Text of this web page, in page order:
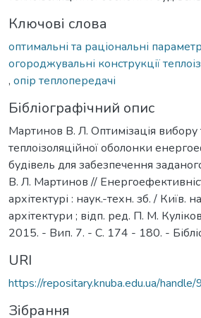
Ключові слова
оптимальні та раціональні
огороджувальні конструкції
, опір теплопередачі
Бібліографічний опис
Мартинов В. Л. Оптимізація вибору
теплоізоляційної оболонки
будівель для забезпечення
В. Л. Мартинов //
архітектурі : наук.-техн. зб. / Київ.
архітектури ; відп. ред. П. М.
2015. - Вип. 7. - С. 174 - 180. -
URI
https://repositary.knuba.edu.ua/
Зібрання